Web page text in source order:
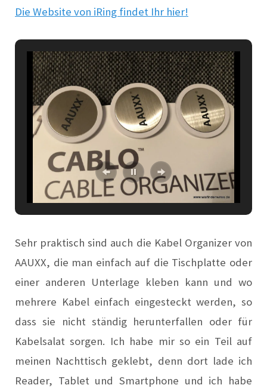
Die Website von iRing findet Ihr hier!
Sehr praktisch sind auch die Kabel Organizer von
AAUXX, die man einfach auf die Tischplatte oder
einer anderen Unterlage kleben kann und wo
mehrere Kabel einfach eingesteckt werden, so
dass sie nicht ständig herunterfallen oder für
Kabelsalat sorgen. Ich habe mir so ein Teil auf
meinen Nachttisch geklebt, denn dort lade ich
Reader, Tablet und Smartphone und ich habe